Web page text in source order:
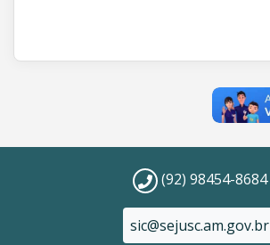
(92) 98454-8684
sic@sejusc.am.gov.br